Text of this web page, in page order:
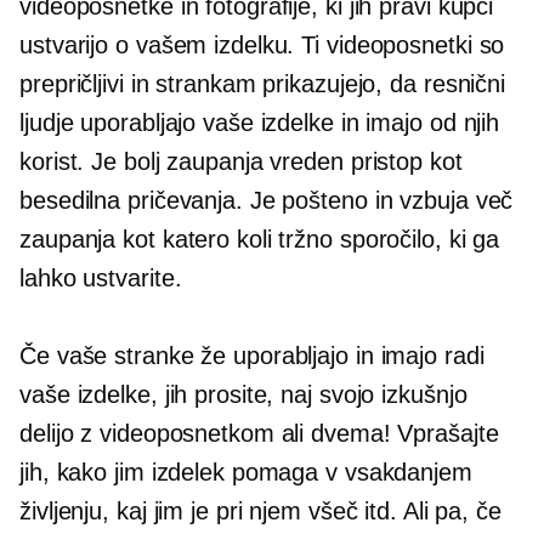
videoposnetke in fotografije, ki jih pravi kupci
ustvarijo o vašem izdelku. Ti videoposnetki so
prepričljivi in ​​strankam prikazujejo, da resnični
ljudje uporabljajo vaše izdelke in imajo od njih
korist. Je bolj zaupanja vreden pristop kot
besedilna pričevanja. Je pošteno in vzbuja več
zaupanja kot katero koli tržno sporočilo, ki ga
lahko ustvarite.
Če vaše stranke že uporabljajo in imajo radi
vaše izdelke, jih prosite, naj svojo izkušnjo
delijo z videoposnetkom ali dvema! Vprašajte
jih, kako jim izdelek pomaga v vsakdanjem
življenju, kaj jim je pri njem všeč itd. Ali pa, če